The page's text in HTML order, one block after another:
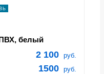
белый
2 100 руб.
1500 руб.